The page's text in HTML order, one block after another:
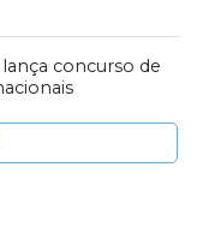
concurso de